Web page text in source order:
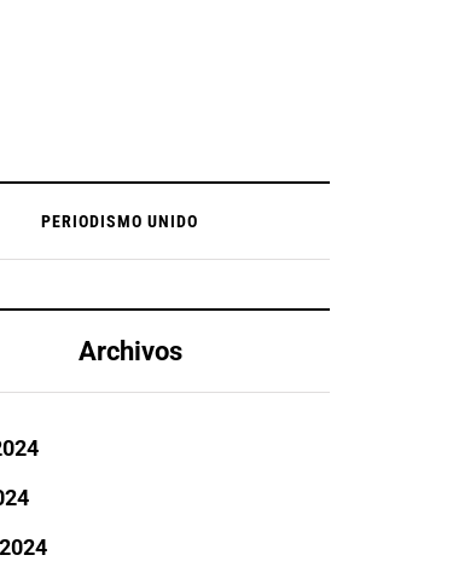
PERIODISMO UNIDO
Archivos